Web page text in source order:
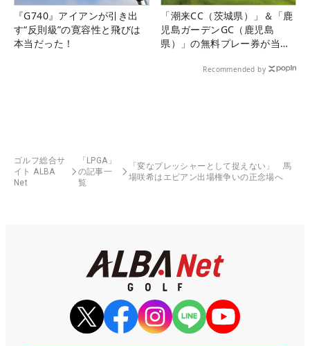
『G740』アイアンが引き出
す“反則級”の寛容性と飛びは
本当だった！
「潮来CC（茨城県）」＆「鹿
児島ガーデンGC（鹿児島
県）」の無料プレー券が当た
Recommended by
ゴルフ総合サ
イト ALBA
Net
「LPGA」
の記事一
覧
「変なプレッシャーとして捉えない」 馬
場咲希はエビアン出場権争いの正念場へ